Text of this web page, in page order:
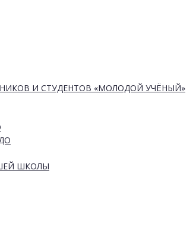
И СТУДЕНТОВ «МОЛОДОЙ УЧЁНЫЙ»
ШКОЛЫ